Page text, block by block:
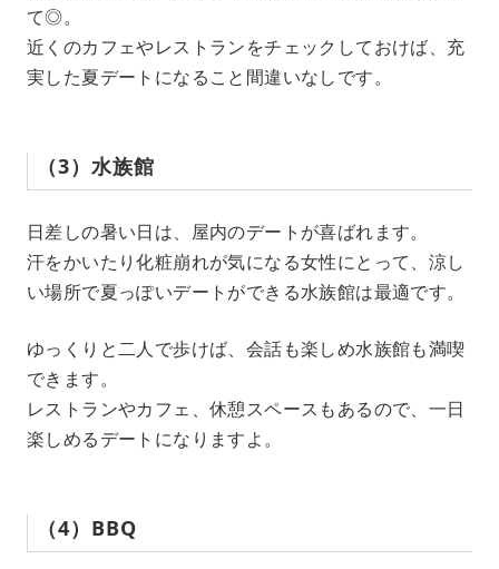
て◎。
近くのカフェやレストランをチェックしておけば、充
実した夏デートになること間違いなしです。
（3）水族館
日差しの暑い日は、屋内のデートが喜ばれます。
汗をかいたり化粧崩れが気になる女性にとって、涼し
い場所で夏っぽいデートができる水族館は最適です。
ゆっくりと二人で歩けば、会話も楽しめ水族館も満喫
できます。
レストランやカフェ、休憩スペースもあるので、一日
楽しめるデートになりますよ。
（4）BBQ